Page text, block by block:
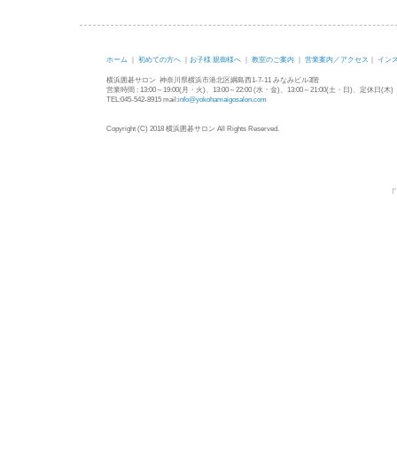
ホーム ｜ 初めての方へ ｜ お子様 親御様へ ｜ 教室のご案内 ｜ 営業案内／アクセス ｜ イン
横浜囲碁サロン 神奈川県横浜市港北区綱島西1-7-11 みなみビル3階
営業時間 : 13:00～19:00(月・火)、13:00～22:00 (水・金)、13:00～21:00(土・日)、定休日(木)
TEL:045-542-8915 mail:info@yokohamaigosalon.com
Copyright (C) 2018 横浜囲碁サロン All Rights Reserved.